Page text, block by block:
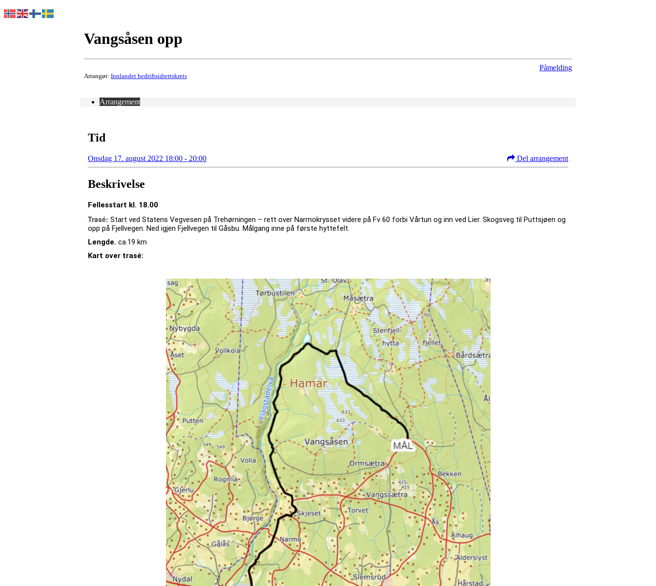
Vangsåsen opp
Arrangør: Innlandet bedriftsidrettskrets
Påmelding
Arrangement
Tid
Onsdag 17. august 2022 18:00 - 20:00 Del arrangement
Beskrivelse
Fellesstart kl. 18.00
Trasé: Start ved Statens Vegvesen på Trehørningen – rett over Narmokrysset videre på Fv 60 forbi Vårtun og inn ved Lier. Skogsveg til Puttsjøen og
opp på Fjellvegen. Ned igjen Fjellvegen til Gåsbu. Målgang inne på første hyttefelt.
Lengde. ca.19 km
Kart over trasé: